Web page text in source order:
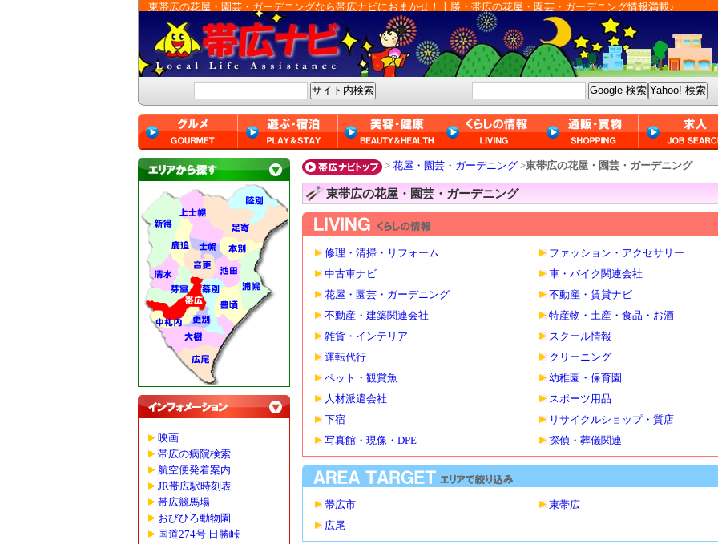
東帯広の花屋・園芸・ガーデニングなら帯広ナビにおまかせ！十勝・帯広の花屋・園芸・ガーデニング情報満載♪
映画
帯広の病院検索
航空便発着案内
JR帯広駅時刻表
帯広競馬場
おびひろ動物園
国道274号 日勝峠
> 花屋・園芸・ガーデニング >東帯広の花屋・園芸・ガーデニング
東帯広の花屋・園芸・ガーデニング
修理・清掃・リフォーム
ファッション・アクセサリー
中古車ナビ
車・バイク関連会社
花屋・園芸・ガーデニング
不動産・賃貸ナビ
不動産・建築関連会社
特産物・土産・食品・お酒
雑貨・インテリア
スクール情報
運転代行
クリーニング
ペット・観賞魚
幼稚園・保育園
人材派遣会社
スポーツ用品
下宿
リサイクルショップ・質店
写真館・現像・DPE
探偵・葬儀関連
帯広市
東帯広
広尾